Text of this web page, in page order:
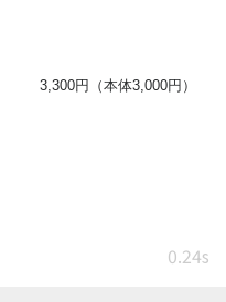
3,300円（本体3,000円）
0.24s